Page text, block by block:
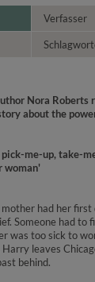
Verfasser
Nora Roberts
about the
me-up, take-
woman'
had her
Someone had to
was too sick to
leaves
behind.